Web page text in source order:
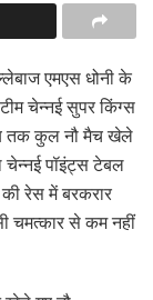
एमएस धोनी के
चेन्नई सुपर किंग्स
तक कुल नौ मैच खेले
पॉइंट्स टेबल
रेस में बरकरार
चमत्कार से कम नहीं